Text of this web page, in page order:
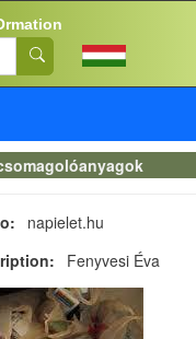
napielet.hu
Fenyvesi Éva